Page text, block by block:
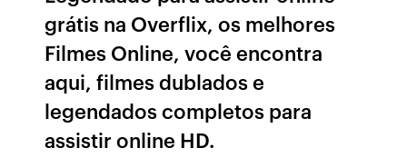
grátis na Overflix, os melhores
Filmes Online, você encontra
aqui, filmes dublados e
legendados completos para
assistir online HD.